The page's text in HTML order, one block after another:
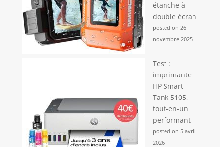
étanche à
double écran
posted on 26
novembre 2025
Test :
imprimante
HP Smart
Tank 5105,
tout-en-un
performant
posted on 5 avril
2026